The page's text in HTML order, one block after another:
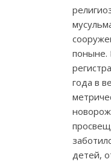
поныне.
года в
детей,